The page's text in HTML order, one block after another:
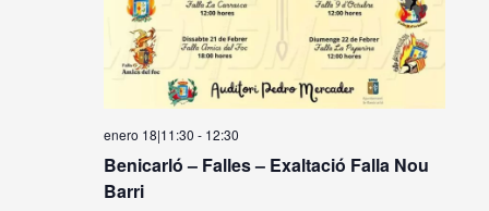
enero 18|11:30 - 12:30
Benicarló – Falles – Exaltació Falla Nou
Barri